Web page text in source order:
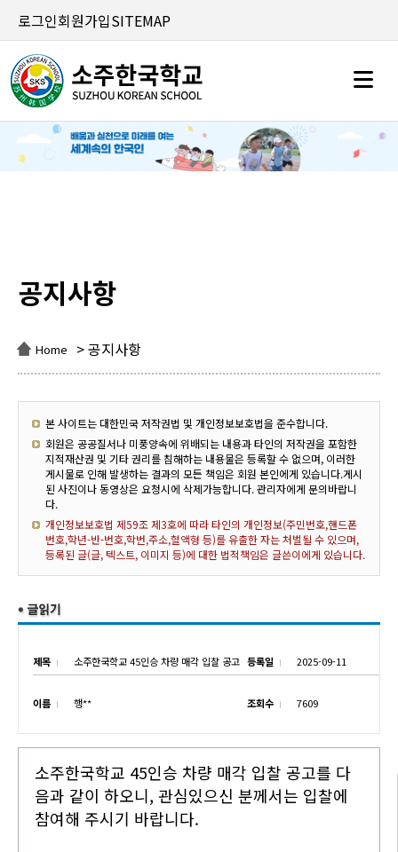
로그인회원가입SITEMAP
공지사항
Home > 공지사항
본 사이트는 대한민국 저작권법 및 개인정보보호법을 준수합니다.
회원은 공공질서나 미풍양속에 위배되는 내용과 타인의 저작권을 포함한
지적재산권 및 기타 권리를 침해하는 내용물은 등록할 수 없으며, 이러한
게시물로 인해 발생하는 결과의 모든 책임은 회원 본인에게 있습니다.게시
된 사진이나 동영상은 요청시에 삭제가능합니다. 관리자에게 문의바랍니
다.
개인정보보호법 제59조 제3호에 따라 타인의 개인정보(주민번호,핸드폰
번호,학년-반-번호,학번,주소,혈액형 등)를 유출한 자는 처벌될 수 있으며,
등록된 글(글, 텍스트, 이미지 등)에 대한 법적책임은 글쓴이에게 있습니다.
제목 소주한국학교 45인승 차량 매각 입찰 공고 등록일 2025-09-11
이름 행** 조회수 7609
소주한국학교 45인승 차량 매각 입찰 공고를 다
음과 같이 하오니, 관심있으신 분께서는 입찰에
참여해 주시기 바랍니다.